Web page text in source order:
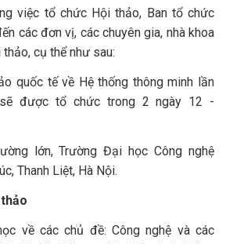
việc tổ chức Hội thảo, Ban tổ chức
các đơn vị, các chuyên gia, nhà khoa
cụ thể như sau:
quốc tế về Hệ thống thông minh lần
được tổ chức trong 2 ngày 12 -
lớn, Trường Đại học Công nghệ
Thanh Liệt, Hà Nội.
về các chủ đề: Công nghệ và các